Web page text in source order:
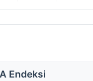
Endeksi